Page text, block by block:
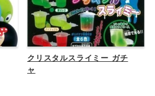
クリスタルスライミー ガチ
ャ